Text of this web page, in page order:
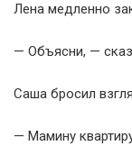
Лена медленно
— Объясни, —
Саша бросил
— Мамину